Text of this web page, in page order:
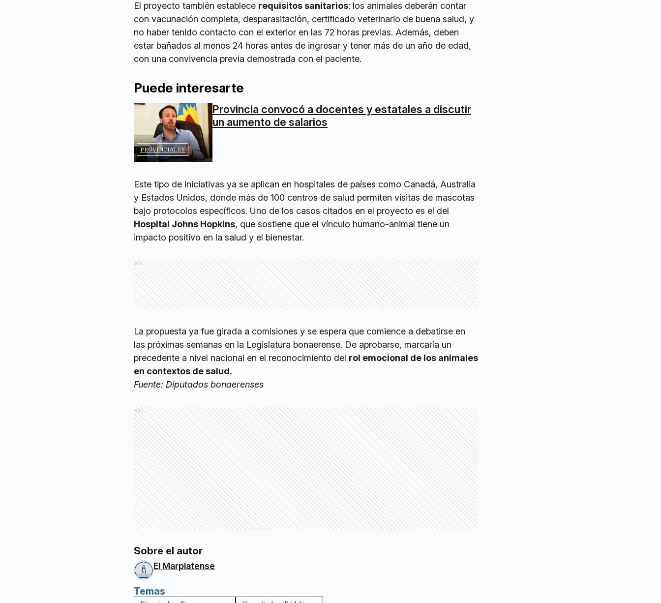
El proyecto también establece requisitos sanitarios: los animales deberán contar
con vacunación completa, desparasitación, certificado veterinario de buena salud, y
no haber tenido contacto con el exterior en las 72 horas previas. Además, deben
estar bañados al menos 24 horas antes de ingresar y tener más de un año de edad,
con una convivencia previa demostrada con el paciente.
Puede interesarte
PROVINCIALES
Provincia convocó a docentes y estatales a discutir
un aumento de salarios
Este tipo de iniciativas ya se aplican en hospitales de países como Canadá, Australia
y Estados Unidos, donde más de 100 centros de salud permiten visitas de mascotas
bajo protocolos específicos. Uno de los casos citados en el proyecto es el del
Hospital Johns Hopkins, que sostiene que el vínculo humano-animal tiene un
impacto positivo en la salud y el bienestar.
Ads
La propuesta ya fue girada a comisiones y se espera que comience a debatirse en
las próximas semanas en la Legislatura bonaerense. De aprobarse, marcaría un
precedente a nivel nacional en el reconocimiento del rol emocional de los animales
en contextos de salud.
Fuente: Diputados bonaerenses
Ads
Sobre el autor
El Marplatense
Temas